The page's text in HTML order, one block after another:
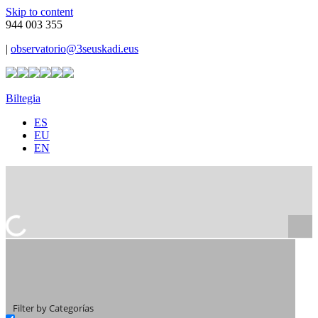
Skip to content
944 003 355
| observatorio@3seuskadi.eus
Biltegia
ES
EU
EN
Filter by Categorías